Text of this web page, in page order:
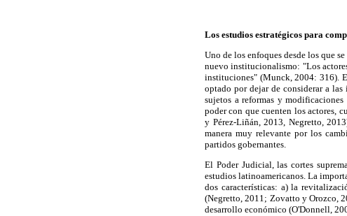
Los estudios estratégicos para
Uno de los enfoques desde los que
nuevo institucionalismo: "Los
instituciones" (Munck, 2004: 316).
optado por dejar de considerar a
sujetos a reformas y
poder con que cuenten los actores,
y Pérez-Liñán, 2013, Negretto,
manera muy relevante por los
partidos gobernantes.
El Poder Judicial, las cortes
estudios latinoamericanos. La
dos características: a) la
(Negretto, 2011; Zovatto y Orozco,
desarrollo económico (O'Donnell,